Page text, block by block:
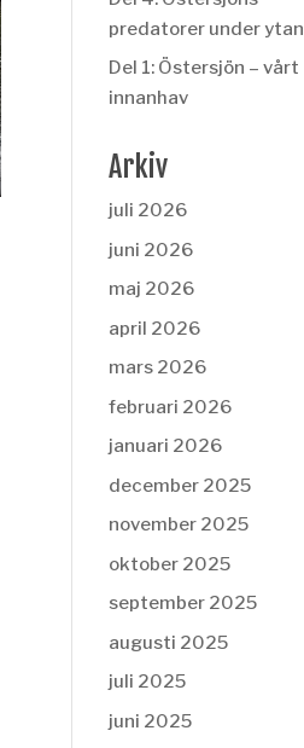
predatorer under ytan
Del 1: Östersjön – vårt
innanhav
Arkiv
juli 2026
juni 2026
maj 2026
april 2026
mars 2026
februari 2026
januari 2026
december 2025
november 2025
oktober 2025
september 2025
augusti 2025
juli 2025
juni 2025